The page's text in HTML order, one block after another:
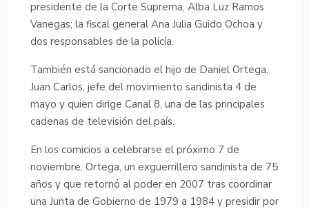
presidente de la Corte Suprema, Alba Luz Ramos
Vanegas; la fiscal general Ana Julia Guido Ochoa y
dos responsables de la policía.
También está sancionado el hijo de Daniel Ortega,
Juan Carlos, jefe del movimiento sandinista 4 de
mayo y quien dirige Canal 8, una de las principales
cadenas de televisión del país.
En los comicios a celebrarse el próximo 7 de
noviembre, Ortega, un exguerrillero sandinista de 75
años y que retornó al poder en 2007 tras coordinar
una Junta de Gobierno de 1979 a 1984 y presidir por